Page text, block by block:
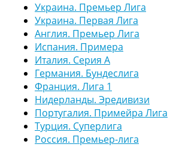
Украина. Премьер Лига
Украина. Первая Лига
Англия. Премьер Лига
Испания. Примера
Италия. Серия А
Германия. Бундеслига
Франция. Лига 1
Нидерланды. Эредивизи
Португалия. Примейра Лига
Турция. Суперлига
Россия. Премьер-лига